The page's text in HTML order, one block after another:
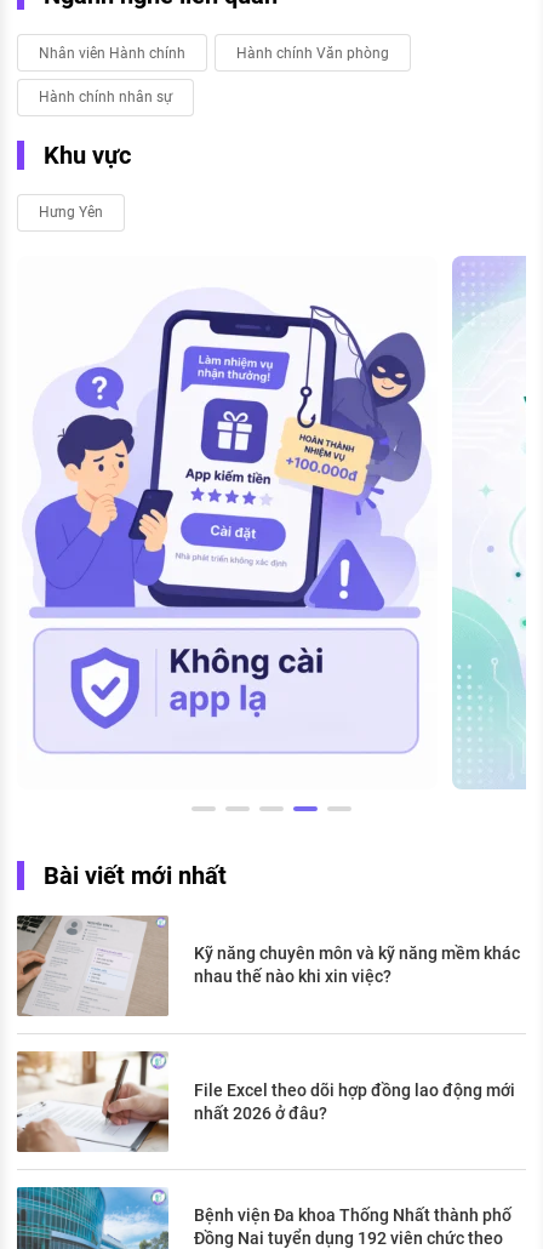
Nhân viên Hành chính Hành chính Văn phòng
Hành chính nhân sự
Khu vực
Hưng Yên
Bài viết mới nhất
Kỹ năng chuyên môn và kỹ năng mềm khác
nhau thế nào khi xin việc?
File Excel theo dõi hợp đồng lao động mới
nhất 2026 ở đâu?
Bệnh viện Đa khoa Thống Nhất thành phố
Đồng Nai tuyển dụng 192 viên chức theo